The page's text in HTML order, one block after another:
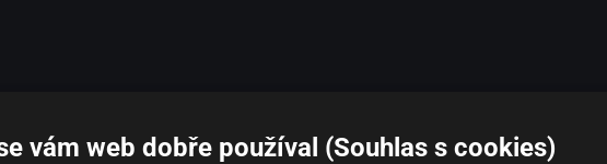
vám web dobře používal (Souhlas s cookies)